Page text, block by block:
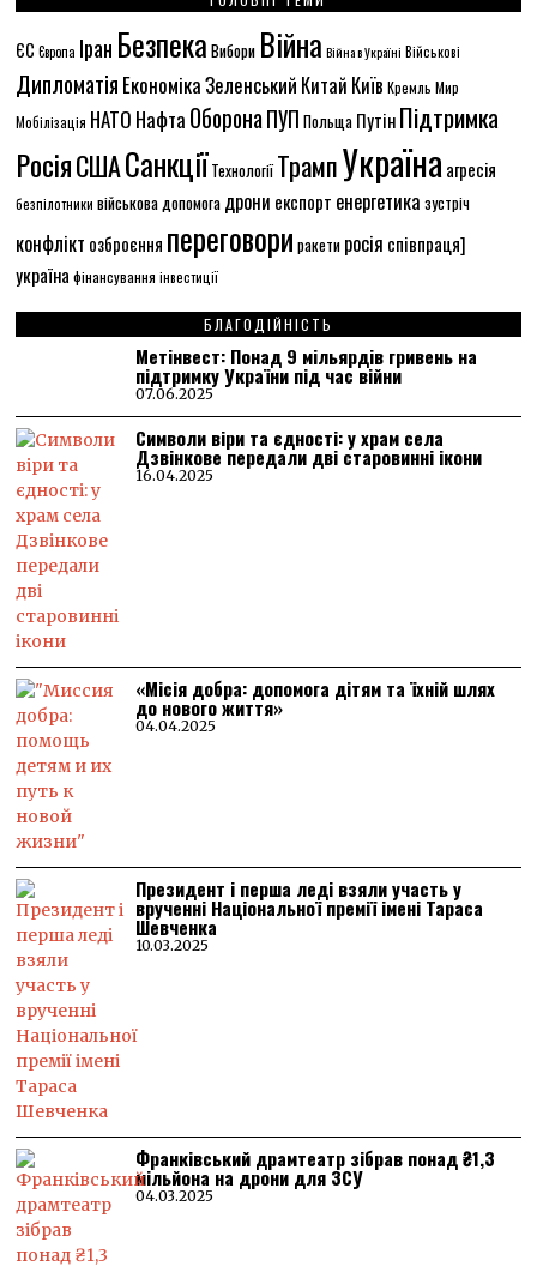
ЄС Європа Іран Безпека Вибори Війна Війна в Україні Військові
Дипломатія ЕкономікаЗеленський Китай Київ Кремль Мир
Мобілізація НАТО Нафта ОборонаПУП Польща ПутінПідтримка
РосіяСШАСанкціїТехнологіїТрампУкраїна агресія
безпілотники військова допомога дрони експорт енергетика зустріч
конфлікт озброєння переговори ракети росія співпраця]
україна фінансування інвестиції
БЛАГОДІЙНІСТЬ
Метінвест: Понад 9 мільярдів гривень на
підтримку України під час війни
07.06.2025
Символи віри та єдності: у храм села
Дзвінкове передали дві старовинні ікони
16.04.2025
«Місія добра: допомога дітям та їхній шлях
до нового життя»
04.04.2025
Президент і перша леді взяли участь у
врученні Національної премії імені Тараса
Шевченка
10.03.2025
Франківський драмтеатр зібрав понад ₴1,3
мільйона на дрони для ЗСУ
04.03.2025